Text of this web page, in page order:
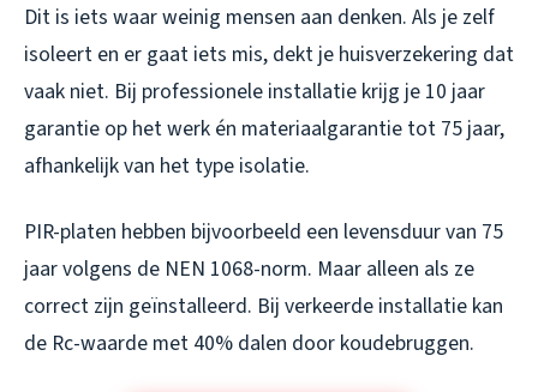
Dit is iets waar weinig mensen aan denken. Als je zelf
isoleert en er gaat iets mis, dekt je huisverzekering dat
vaak niet. Bij professionele installatie krijg je 10 jaar
garantie op het werk én materiaalgarantie tot 75 jaar,
afhankelijk van het type isolatie.
PIR-platen hebben bijvoorbeeld een levensduur van 75
jaar volgens de NEN 1068-norm. Maar alleen als ze
correct zijn geïnstalleerd. Bij verkeerde installatie kan
de Rc-waarde met 40% dalen door koudebruggen.